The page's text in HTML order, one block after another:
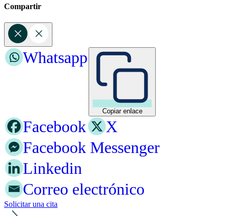
Compartir
Copiar enlace
Whatsapp
Facebook
X
Facebook Messenger
Linkedin
Correo electrónico
Solicitar una cita